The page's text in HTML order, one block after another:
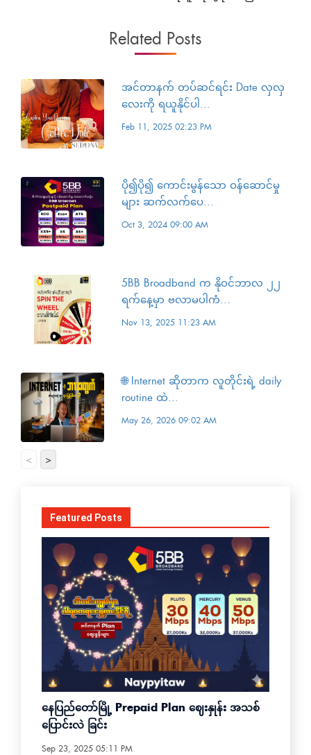
Related Posts
အင်တာနက် တပ်ဆင်ရင်း Date လှလှ
လေးကို ရယူနိုင်ပါ...
Feb 11, 2025 02:23 PM
ပို၍ပို၍ ကောင်းမွန်သော ဝန်ဆောင်မှု
များ ဆက်လက်ပေ...
Oct 3, 2024 09:00 AM
5BB Broadband က နိုဝင်ဘာလ ၂၂
ရက်နေ့မှာ ဗလာမပါကံ...
Nov 13, 2025 11:23 AM
🌐 Internet ဆိုတာက လူတိုင်းရဲ့ daily
routine ထဲ...
May 26, 2026 09:02 AM
< >
Featured Posts
နေပြည်တော်မြို့ Prepaid Plan ဈေးနှုန်း အသစ်
ပြောင်းလဲ ခြင်း
Sep 23, 2025 05:11 PM